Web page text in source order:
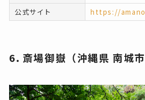
公式サイト
https://
6. 斎場御嶽（沖縄県 南城市